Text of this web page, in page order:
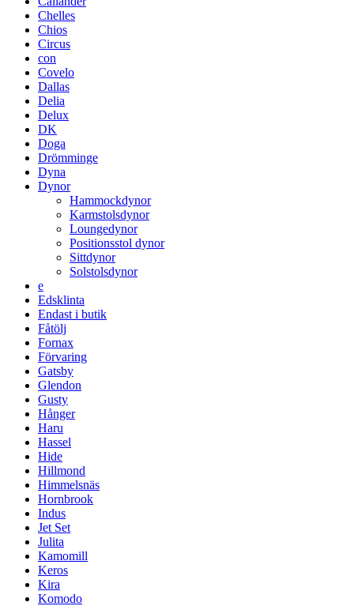
Chelles
Chios
Circus
con
Covelo
Dallas
Delia
Delux
DK
Doga
Drömminge
Dyna
Dynor
Hammockdynor
Karmstolsdynor
Loungedynor
Positionsstol dynor
Sittdynor
Solstolsdynor
e
Edsklinta
Endast i butik
Fåtölj
Fornax
Förvaring
Gatsby
Glendon
Gusty
Hånger
Haru
Hassel
Hide
Hillmond
Himmelsnäs
Hornbrook
Indus
Jet Set
Julita
Kamomill
Keros
Kira
Komodo